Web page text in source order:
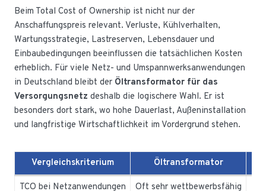
Beim Total Cost of Ownership ist nicht nur der
Anschaffungspreis relevant. Verluste, Kühlverhalten,
Wartungsstrategie, Lastreserven, Lebensdauer und
Einbaubedingungen beeinflussen die tatsächlichen Kosten
erheblich. Für viele Netz- und Umspannwerksanwendungen
in Deutschland bleibt der Öltransformator für das
Versorgungsnetz deshalb die logischere Wahl. Er ist
besonders dort stark, wo hohe Dauerlast, Außeninstallation
und langfristige Wirtschaftlichkeit im Vordergrund stehen.
Vergleichskriterium Öltransformator
TCO bei Netzanwendungen Oft sehr wettbewerbsfähig